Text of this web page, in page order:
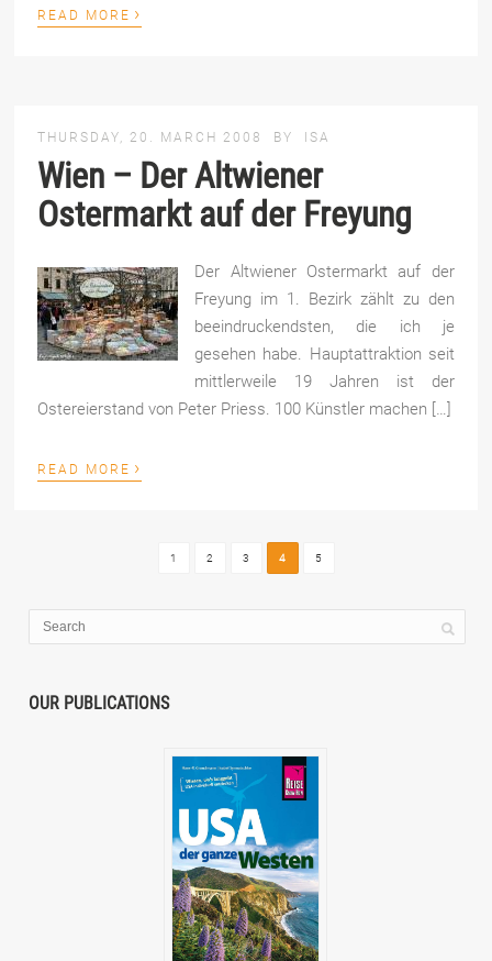
READ MORE ›
THURSDAY, 20. MARCH 2008 BY ISA
Wien – Der Altwiener
Ostermarkt auf der Freyung
Der Altwiener Ostermarkt auf der
Freyung im 1. Bezirk zählt zu den
beeindruckendsten, die ich je
gesehen habe. Hauptattraktion seit
mittlerweile 19 Jahren ist der
Ostereierstand von Peter Priess. 100 Künstler machen […]
READ MORE ›
1 2 3 4 5
OUR PUBLICATIONS